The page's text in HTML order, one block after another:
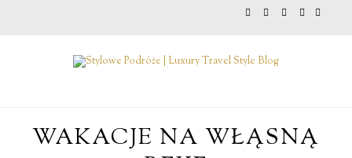
WAKACJE NA WŁĄSNĄ